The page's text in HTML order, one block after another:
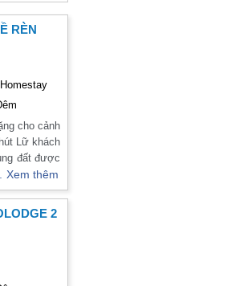
RÈN
cho cảnh
Lữ khách
đất được
lần đầu
cũng như
cho khách
Xem thêm
2